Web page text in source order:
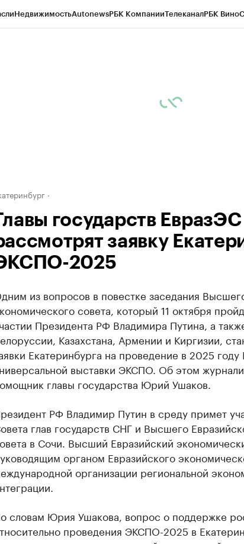
НедвижимостьAutonewsРБК КомпанииТелеканалРБК Вино
государств ЕвразЭС
заявку
2025
из вопросов в повестке заседания
совета, который 11 октября
Президента РФ Владимира Путина, а
Казахстана, Армении и Киргизии,
Екатеринбурга на проведение в 2025
выставки ЭКСПО. Об этом
главы государства Юрий Ушаков.
РФ Владимир Путин в среду примет
глав государств СНГ и Высшего
в Сочи. Высший Евразийский
органом Евразийского
организации региональной
словам Юрия Ушакова, вопрос о поддержке
проведения ЭКСПО-2025 в